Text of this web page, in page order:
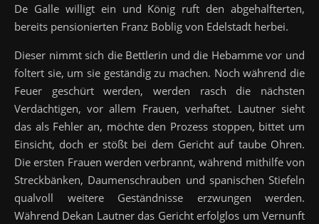
De Galle willigt ein und König ruft den abgehalfterten,
bereits pensionierten Franz Boblig von Edelstadt herbei.
Dieser nimmt sich die Bettlerin und die Hebamme vor und
foltert sie, um sie geständig zu machen. Noch während die
Feuer geschürt werden, werden rasch die nächsten
Verdächtigen, vor allem Frauen, verhaftet. Lautner sieht
das als Fehler an, möchte den Prozess stoppen, bittet um
Einsicht, doch er stößt bei dem Gericht auf taube Ohren.
Die ersten Frauen werden verbrannt, während mithilfe von
Streckbänken, Daumenschrauben und spanischen Stiefeln
qualvoll weitere Geständnisse erzwungen werden.
Während Dekan Lautner das Gericht erfolglos um Vernunft